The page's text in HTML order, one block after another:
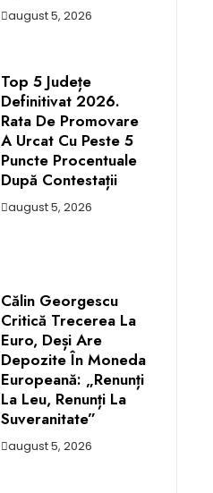
august 5, 2026
Top 5 Județe
Definitivat 2026.
Rata De Promovare
A Urcat Cu Peste 5
Puncte Procentuale
După Contestații
august 5, 2026
Călin Georgescu
Critică Trecerea La
Euro, Deși Are
Depozite În Moneda
Europeană: „Renunți
La Leu, Renunți La
Suveranitate”
august 5, 2026